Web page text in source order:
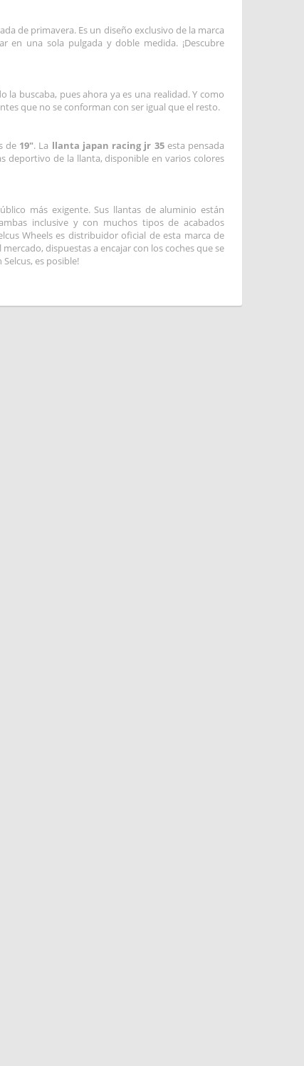
de primavera. Es un diseño exclusivo de la marca
una sola pulgada y doble medida. ¡Descubre
buscaba, pues ahora ya es una realidad. Y como
que no se conforman con ser igual que el resto.
de 19". La llanta japan racing jr 35esta pensada
deportivo de la llanta, disponible en varios colores
más exigente. Sus llantas de aluminio están
inclusive y con muchos tipos de acabados
Wheels es distribuidor oficial de esta marca de
dispuestas a encajar con los coches que se
es posible!